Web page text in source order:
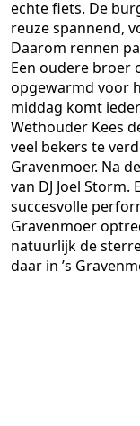
echte fiets. De
reuze spannend,
Daarom rennen
Een oudere broer
opgewarmd voor
middag komt
Wethouder Kees
veel bekers te
Gravenmoer. Na
van DJ Joel Storm.
succesvolle
Gravenmoer
natuurlijk de
daar in ’s